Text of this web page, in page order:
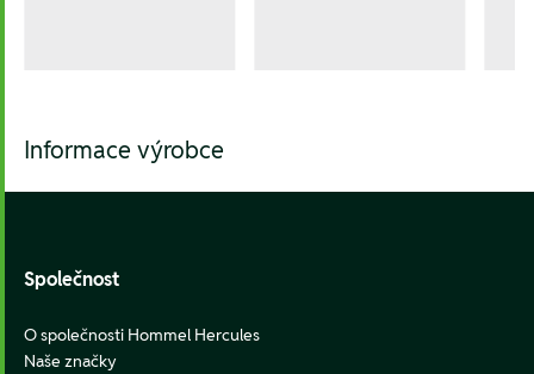
Informace výrobce
Společnost
O společnosti Hommel Hercules
Naše značky